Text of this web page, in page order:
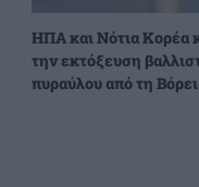
ΗΠΑ και Νότια Κορέα
την εκτόξευση
πυραύλου από τη